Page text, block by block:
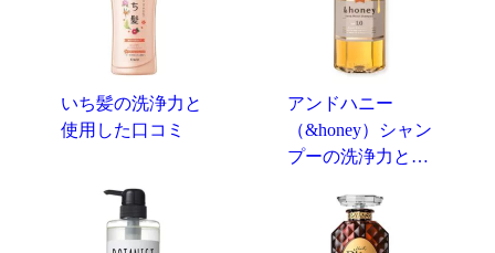
いち髪の洗浄力と
使用した口コミ
アンドハニー
（&honey）シャン
プーの洗浄力と…